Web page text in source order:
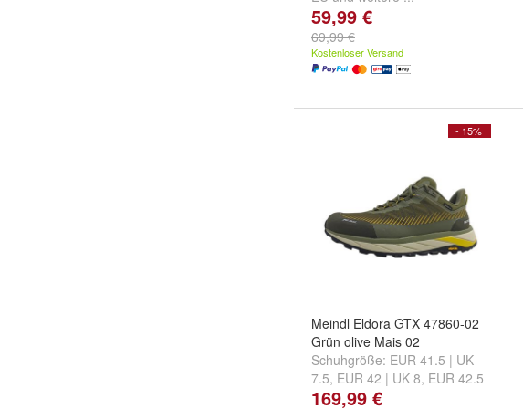
59,99 €
69,99 €
Kostenloser Versand
- 15%
Meindl Eldora GTX 47860-02
Grün olive Mais 02
Schuhgröße: EUR 41.5 | UK
7.5, EUR 42 | UK 8, EUR 42.5
| UK 8.5und
169,99 €